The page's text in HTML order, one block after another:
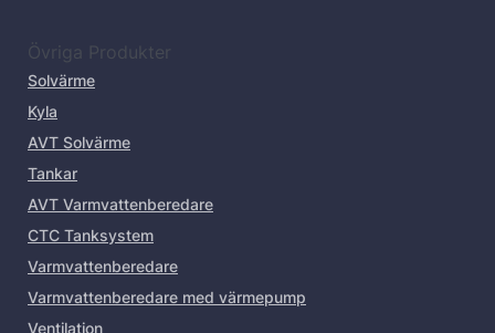
Övriga Produkter
Solvärme
Kyla
AVT Solvärme
Tankar
AVT Varmvattenberedare
CTC Tanksystem
Varmvattenberedare
Varmvattenberedare med värmepump
Ventilation